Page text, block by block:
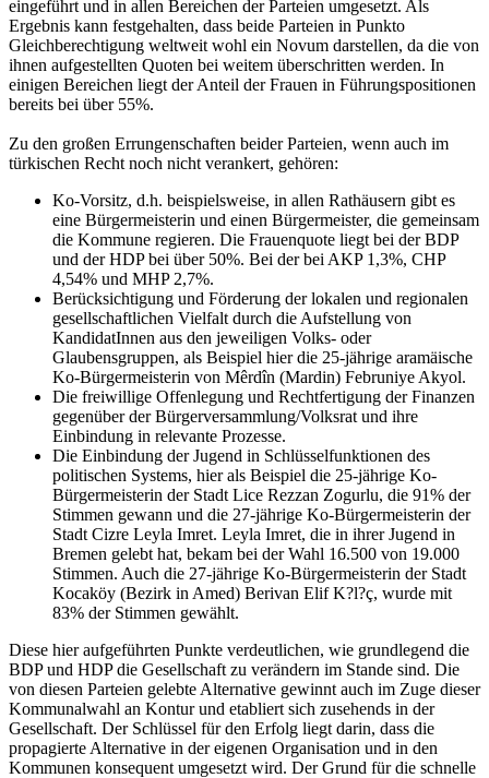
eingeführt und in allen Bereichen der Parteien umgesetzt. Als
Ergebnis kann festgehalten, dass beide Parteien in Punkto
Gleichberechtigung weltweit wohl ein Novum darstellen, da die von
ihnen aufgestellten Quoten bei weitem überschritten werden. In
einigen Bereichen liegt der Anteil der Frauen in Führungspositionen
bereits bei über 55%.
Zu den großen Errungenschaften beider Parteien, wenn auch im
türkischen Recht noch nicht verankert, gehören:
Ko-Vorsitz, d.h. beispielsweise, in allen Rathäusern gibt es
eine Bürgermeisterin und einen Bürgermeister, die gemeinsam
die Kommune regieren. Die Frauenquote liegt bei der BDP
und der HDP bei über 50%. Bei der bei AKP 1,3%, CHP
4,54% und MHP 2,7%.
Berücksichtigung und Förderung der lokalen und regionalen
gesellschaftlichen Vielfalt durch die Aufstellung von
KandidatInnen aus den jeweiligen Volks- oder
Glaubensgruppen, als Beispiel hier die 25-jährige aramäische
Ko-Bürgermeisterin von Mêrdîn (Mardin) Februniye Akyol.
Die freiwillige Offenlegung und Rechtfertigung der Finanzen
gegenüber der Bürgerversammlung/Volksrat und ihre
Einbindung in relevante Prozesse.
Die Einbindung der Jugend in Schlüsselfunktionen des
politischen Systems, hier als Beispiel die 25-jährige Ko-
Bürgermeisterin der Stadt Lice Rezzan Zogurlu, die 91% der
Stimmen gewann und die 27-jährige Ko-Bürgermeisterin der
Stadt Cizre Leyla Imret. Leyla Imret, die in ihrer Jugend in
Bremen gelebt hat, bekam bei der Wahl 16.500 von 19.000
Stimmen. Auch die 27-jährige Ko-Bürgermeisterin der Stadt
Kocaköy (Bezirk in Amed) Berivan Elif K?l?ç, wurde mit
83% der Stimmen gewählt.
Diese hier aufgeführten Punkte verdeutlichen, wie grundlegend die
BDP und HDP die Gesellschaft zu verändern im Stande sind. Die
von diesen Parteien gelebte Alternative gewinnt auch im Zuge dieser
Kommunalwahl an Kontur und etabliert sich zusehends in der
Gesellschaft. Der Schlüssel für den Erfolg liegt darin, dass die
propagierte Alternative in der eigenen Organisation und in den
Kommunen konsequent umgesetzt wird. Der Grund für die schnelle